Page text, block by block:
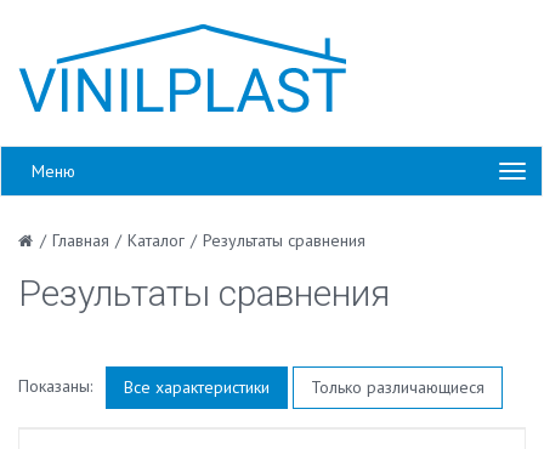
Меню
/ Главная / Каталог / Результаты сравнения
Результаты сравнения
Показаны: Все характеристики Только различающиеся